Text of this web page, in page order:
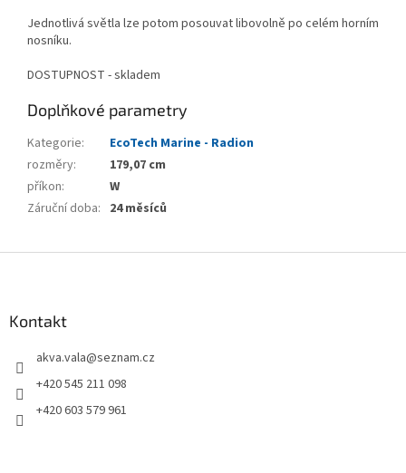
Jednotlivá světla lze potom posouvat libovolně po celém horním
nosníku.
DOSTUPNOST - skladem
Doplňkové parametry
Kategorie:
EcoTech Marine - Radion
rozměry:
179,07 cm
příkon:
W
Záruční doba: 24 měsíců
Kontakt
akva.vala@seznam.cz
+420 545 211 098
+420 603 579 961